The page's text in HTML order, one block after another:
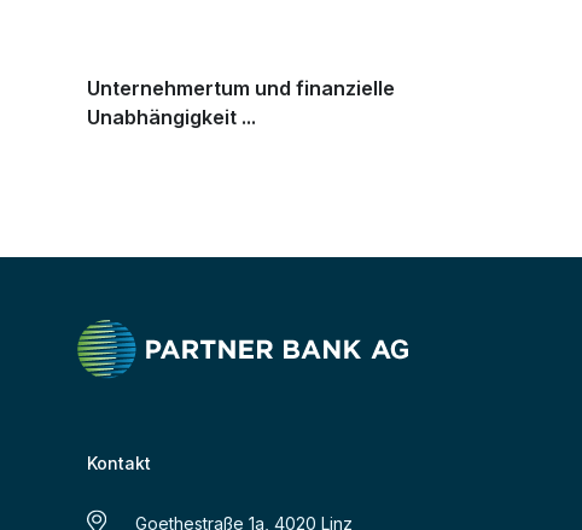
Unternehmertum und finanzielle
Unabhängigkeit ...
Kontakt
Goethestraße 1a, 4020 Linz